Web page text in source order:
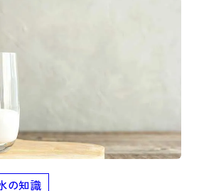
の知識